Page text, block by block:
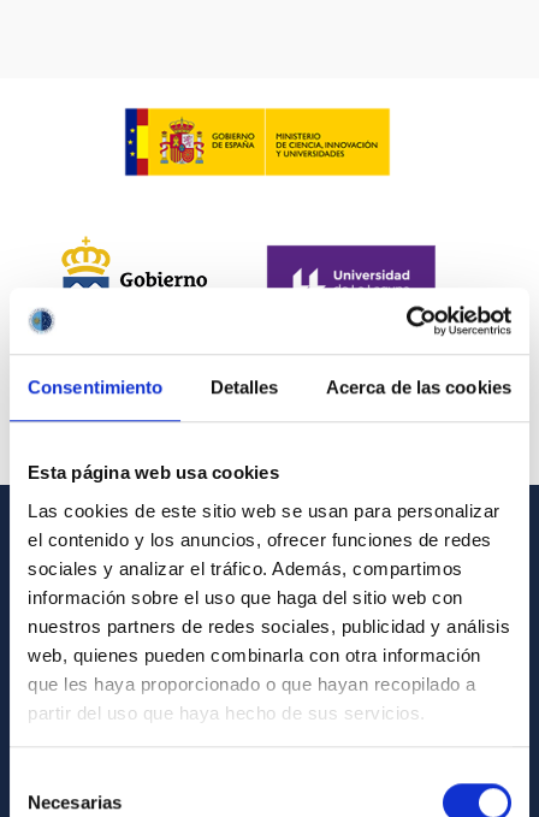
Consentimiento Detalles Acerca de las cookies
Esta página web usa cookies
Las cookies de este sitio web se usan para personalizar
el contenido y los anuncios, ofrecer funciones de redes
sociales y analizar el tráfico. Además, compartimos
información sobre el uso que haga del sitio web con
nuestros partners de redes sociales, publicidad y análisis
web, quienes pueden combinarla con otra información
que les haya proporcionado o que hayan recopilado a
partir del uso que haya hecho de sus servicios.
Necesarias
INFORMACIÓN GENERAL
Contacto
Cómo llegar al IAC
Directorio de personal
Biblioteca